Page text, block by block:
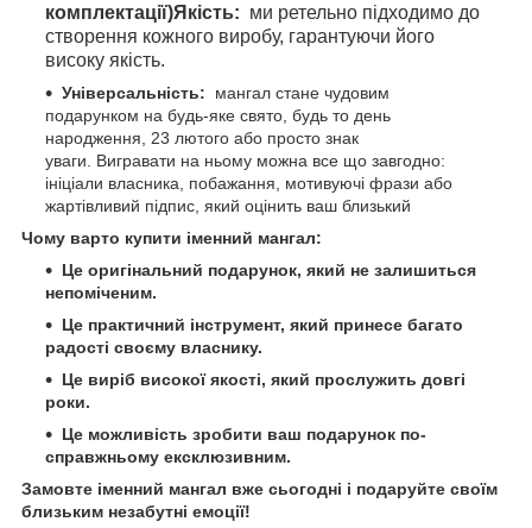
комплектації)Якість: ми ретельно підходимо до
створення кожного виробу, гарантуючи його
високу якість.
Універсальність: мангал стане чудовим
подарунком на будь-яке свято, будь то день
народження, 23 лютого або просто знак
уваги. Вигравати на ньому можна все що завгодно:
ініціали власника, побажання, мотивуючі фрази або
жартівливий підпис, який оцінить ваш близький
Чому варто купити іменний мангал:
Це оригінальний подарунок, який не залишиться
непоміченим.
Це практичний інструмент, який принесе багато
радості своєму власнику.
Це виріб високої якості, який прослужить довгі
роки.
Це можливість зробити ваш подарунок по-
справжньому ексклюзивним.
Замовте іменний мангал вже сьогодні і подаруйте своїм
близьким незабутні емоції!